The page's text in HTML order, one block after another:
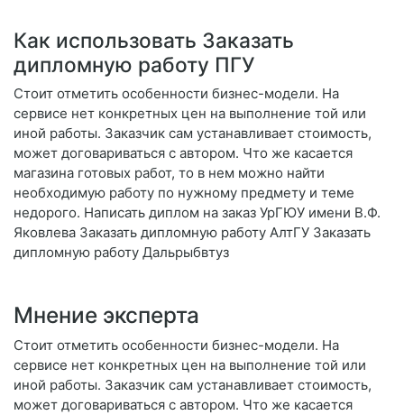
Как использовать Заказать
дипломную работу ПГУ
Стоит отметить особенности бизнес-модели. На
сервисе нет конкретных цен на выполнение той или
иной работы. Заказчик сам устанавливает стоимость,
может договариваться с автором. Что же касается
магазина готовых работ, то в нем можно найти
необходимую работу по нужному предмету и теме
недорого. Написать диплом на заказ УрГЮУ имени В.Ф.
Яковлева Заказать дипломную работу АлтГУ Заказать
дипломную работу Дальрыбвтуз
Мнение эксперта
Стоит отметить особенности бизнес-модели. На
сервисе нет конкретных цен на выполнение той или
иной работы. Заказчик сам устанавливает стоимость,
может договариваться с автором. Что же касается